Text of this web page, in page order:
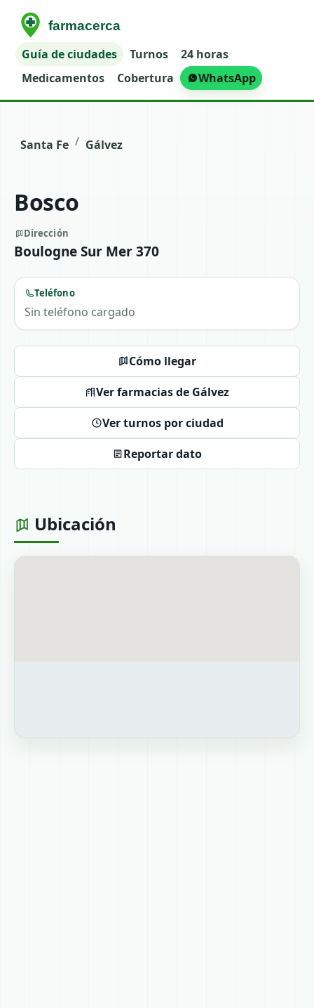
Guía de ciudades Turnos
24 horas
Medicamentos
Cobertura WhatsApp
Santa Fe / Gálvez
Bosco
Dirección
Boulogne Sur Mer 370
Teléfono
Sin teléfono cargado
Cómo llegar
Ver farmacias de Gálvez
Ver turnos por ciudad
Reportar dato
Ubicación